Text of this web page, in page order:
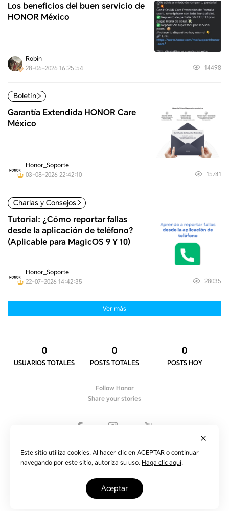
Los beneficios del buen servicio de
HONOR México
Robin
28-06-2026 16:25:54
14498
Boletín
Garantía Extendida HONOR Care
México
Honor_Soporte
03-08-2026 22:42:10
15741
Charlas y Consejos
Tutorial: ¿Cómo reportar fallas
desde la aplicación de teléfono?
(Aplicable para MagicOS 9 Y 10)
Honor_Soporte
22-07-2026 14:42:35
28035
Ver más
0
USUARIOS TOTALES
0
POSTS TOTALES
0
POSTS HOY
Follow Honor
Share your stories
Declaración de Privacidad
Términos de uso
Copyright © 2020-2022 HONOR Technologies Spain Sl.
Este sitio utiliza cookies. Al hacer clic en ACEPTAR o continuar
navegando por este sitio, autoriza su uso. Haga clic aquí.
aceptar